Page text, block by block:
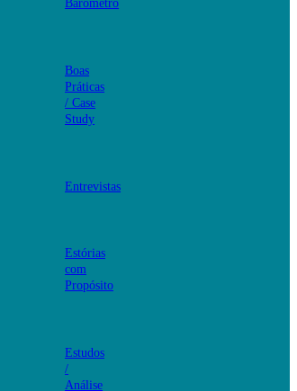
Barómetro
Boas
Práticas
/ Case
Study
Entrevistas
Estórias
com
Propósito
Estudos
/
Análise